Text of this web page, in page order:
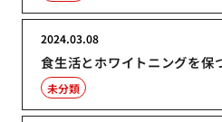
食生活とホワイトニングを保
2024.03.08
未分類